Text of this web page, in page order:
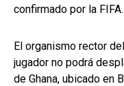
confirmado por la FIFA.
El organismo rector
jugador no podrá
de Ghana, ubicado en